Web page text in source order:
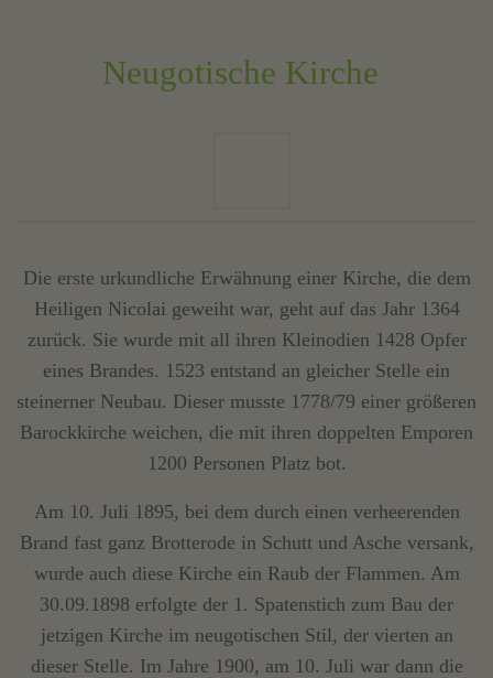
Neugotische Kirche
Die erste urkundliche Erwähnung einer Kirche, die dem
Heiligen Nicolai geweiht war, geht auf das Jahr 1364
zurück. Sie wurde mit all ihren Kleinodien 1428 Opfer
eines Brandes. 1523 entstand an gleicher Stelle ein
steinerner Neubau. Dieser musste 1778/79 einer größeren
Barockkirche weichen, die mit ihren doppelten Emporen
1200 Personen Platz bot.
Am 10. Juli 1895, bei dem durch einen verheerenden
Brand fast ganz Brotterode in Schutt und Asche versank,
wurde auch diese Kirche ein Raub der Flammen. Am
30.09.1898 erfolgte der 1. Spatenstich zum Bau der
jetzigen Kirche im neugotischen Stil, der vierten an
dieser Stelle. Im Jahre 1900, am 10. Juli war dann die